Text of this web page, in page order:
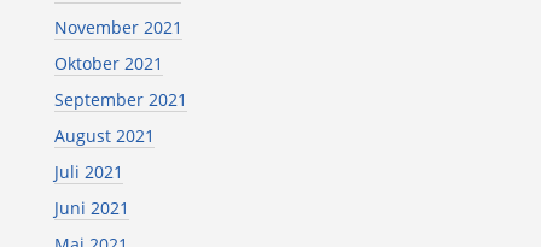
November 2021
Oktober 2021
September 2021
August 2021
Juli 2021
Juni 2021